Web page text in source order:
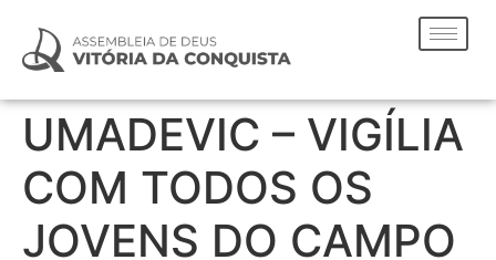
UMADEVIC – VIGÍLIA
COM TODOS OS
JOVENS DO CAMPO